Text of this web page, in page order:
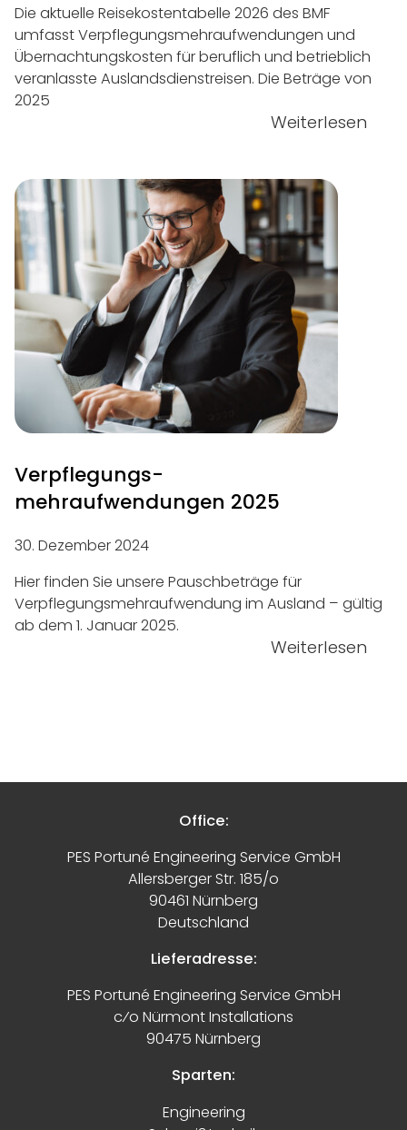
Die aktuelle Reisekostentabelle 2026 des BMF
umfasst Verpflegungsmehraufwendungen und
Übernachtungskosten für beruflich und betrieblich
veranlasste Auslandsdienstreisen. Die Beträge von
2025
Weiterlesen
Verpflegungs­
mehraufwendungen 2025
30. Dezember 2024
Hier finden Sie unsere Pauschbeträge für
Verpflegungsmehraufwendung im Ausland – gültig
ab dem 1. Januar 2025.
Weiterlesen
Office:
PES Portuné Engineering Service GmbH
Allersberger Str. 185/o
90461 Nürnberg
Deutschland
Lieferadresse:
PES Portuné Engineering Service GmbH
c⁄o Nürmont Installations
90475 Nürnberg
Sparten:
Engineering